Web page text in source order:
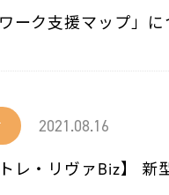
ワーク支援マップ」
2021.08.16
トレ・リヴァBiz】